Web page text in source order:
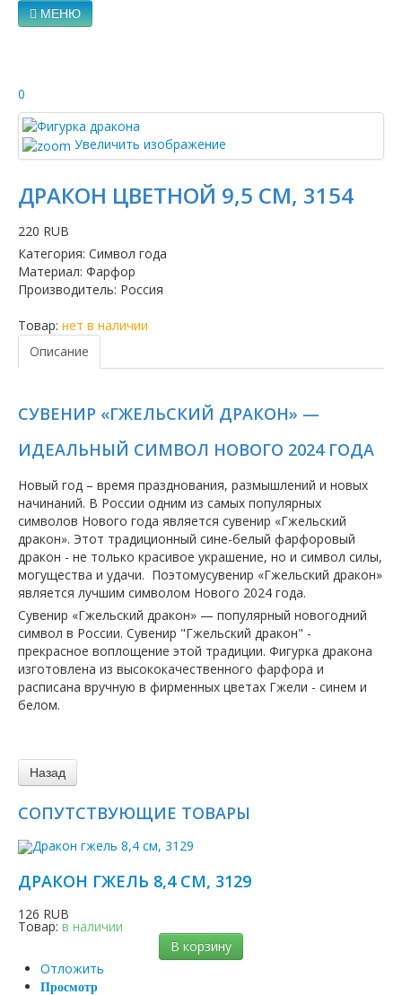
МЕНЮ
0
Увеличить изображение
ДРАКОН ЦВЕТНОЙ 9,5 СМ, 3154
220 RUB
Категория: Символ года
Материал: Фарфор
Производитель: Россия
Товар: нет в наличии
Описание
СУВЕНИР «ГЖЕЛЬСКИЙ ДРАКОН» —
ИДЕАЛЬНЫЙ СИМВОЛ НОВОГО 2024 ГОДА
Новый год – время празднования, размышлений и новых
начинаний. В России одним из самых популярных
символов Нового года является сувенир «Гжельский
дракон». Этот традиционный сине-белый фарфоровый
дракон - не только красивое украшение, но и символ силы,
могущества и удачи. Поэтомусувенир «Гжельский дракон»
является лучшим символом Нового 2024 года.
Сувенир «Гжельский дракон» — популярный новогодний
символ в России. Сувенир "Гжельский дракон" -
прекрасное воплощение этой традиции. Фигурка дракона
изготовлена ​​из высококачественного фарфора и
расписана вручную в фирменных цветах Гжели - синем и
белом.
СОПУТСТВУЮЩИЕ ТОВАРЫ
ДРАКОН ГЖЕЛЬ 8,4 СМ, 3129
126 RUB
Товар: в наличии
В корзину
Отложить
Просмотр